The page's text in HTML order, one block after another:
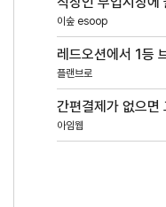
이숲 esoop
레드오션에서 1등
플랜브로
간편결제가 없으
아임웹